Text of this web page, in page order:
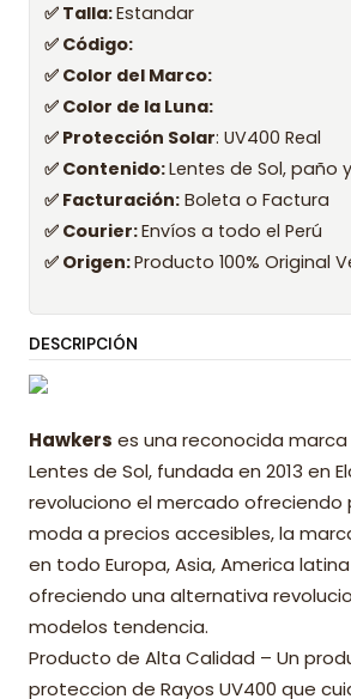
✅ Talla:Estandar
✅ Código:
✅ Color del Marco:
✅ Color de la Luna:
✅ Protección Solar: UV400 Real
✅ Contenido:Lentes de Sol, paño
✅ Facturación: Boleta o Factura
✅ Courier:Envíos a todo el Perú
✅ Origen:Producto 100% Original
DESCRIPCIÓN
Hawkers es una reconocida marca
Lentes de Sol, fundada en 2013 en
revoluciono el mercado ofreciendo
moda a precios accesibles, la
en todo Europa, Asia, America
ofreciendo una alternativa
modelos tendencia.
Producto de Alta Calidad – Un
proteccion de Rayos UV400 que